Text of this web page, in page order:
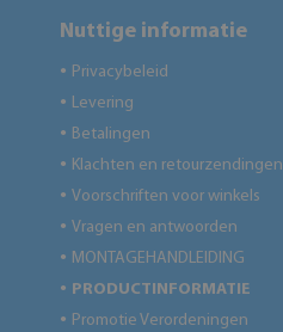
Nuttige informatie
● Privacybeleid
● Levering
● Betalingen
● Klachten en retourzendingen
● Voorschriften voor winkels
● Vragen en antwoorden
● MONTAGEHANDLEIDING
● PRODUCTINFORMATIE
● Promotie Verordeningen